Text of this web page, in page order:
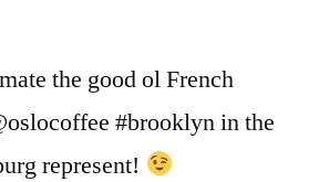
the good ol French
#brooklyn in the
represent!